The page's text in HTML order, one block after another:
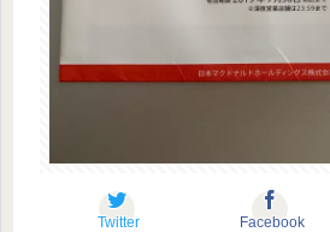
Twitter Facebook